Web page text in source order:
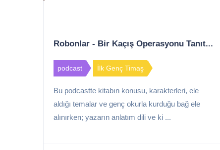
Robonlar - Bir Kaçış Operasyonu Tanıt...
podcast İlk Genç Timaş
Bu podcastte kitabın konusu, karakterleri, ele
aldığı temalar ve genç okurla kurduğu bağ ele
alınırken; yazarın anlatım dili ve ki ...